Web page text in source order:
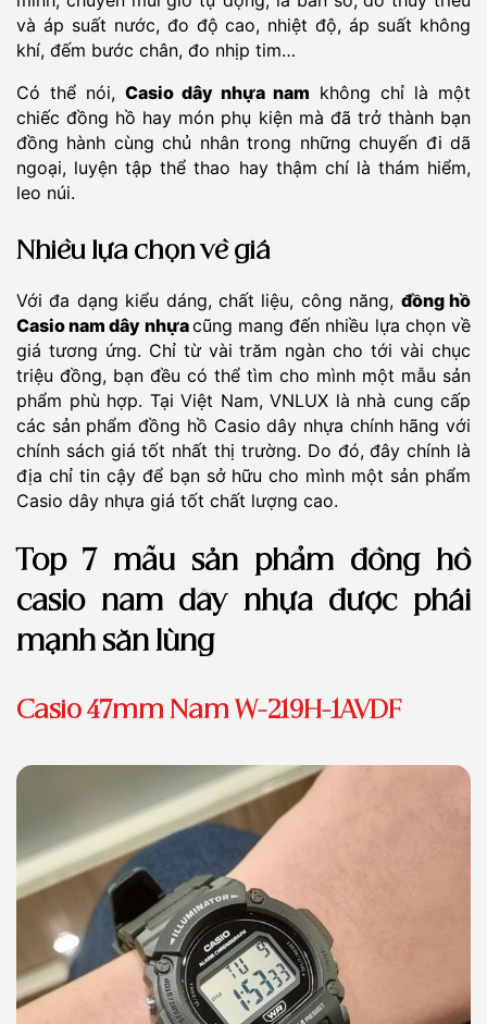
và áp suất nước, đo độ cao, nhiệt độ, áp suất không
khí, đếm bước chân, đo nhịp tim…
Có thể nói, Casio dây nhựa nam không chỉ là một
chiếc đồng hồ hay món phụ kiện mà đã trở thành bạn
đồng hành cùng chủ nhân trong những chuyến đi dã
ngoại, luyện tập thể thao hay thậm chí là thám hiểm,
leo núi.
Nhiều lựa chọn về giá
Với đa dạng kiểu dáng, chất liệu, công năng, đồng hồ
Casio nam dây nhựacũng mang đến nhiều lựa chọn về
giá tương ứng. Chỉ từ vài trăm ngàn cho tới vài chục
triệu đồng, bạn đều có thể tìm cho mình một mẫu sản
phẩm phù hợp. Tại Việt Nam, VNLUX là nhà cung cấp
các sản phẩm đồng hồ Casio dây nhựa chính hãng với
chính sách giá tốt nhất thị trường. Do đó, đây chính là
địa chỉ tin cậy để bạn sở hữu cho mình một sản phẩm
Casio dây nhựa giá tốt chất lượng cao.
Top 7 mẫu sản phẩm đồng hồ
casio nam dây nhựa được phái
mạnh săn lùng
Casio 47mm Nam W-219H-1AVDF